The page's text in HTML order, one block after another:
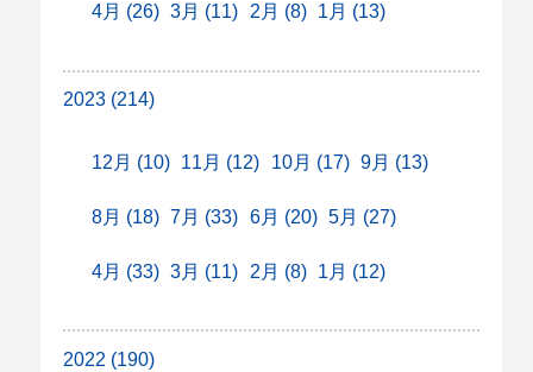
4月 (26) 3月 (11) 2月 (8) 1月 (13)
2023 (214)
12月 (10) 11月 (12) 10月 (17) 9月 (13)
8月 (18) 7月 (33) 6月 (20) 5月 (27)
4月 (33) 3月 (11) 2月 (8) 1月 (12)
2022 (190)